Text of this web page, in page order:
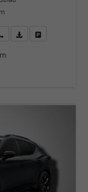
anfragen
Wir rufen Sie anFahrzeugexposé (PDF)